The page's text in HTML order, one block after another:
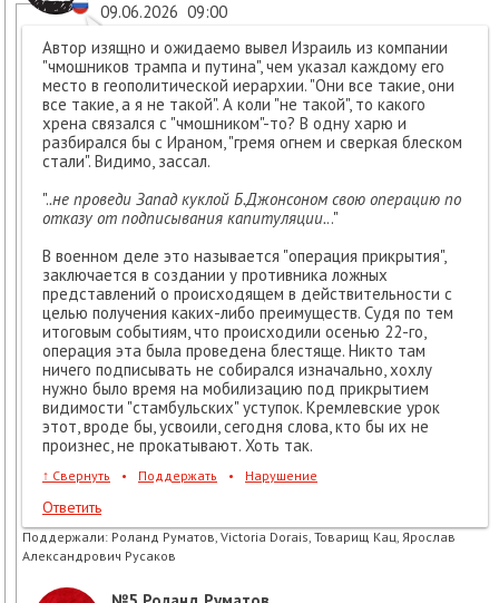
09.06.2026 09:00
Автор изящно и ожидаемо вывел Израиль из компании
"чмошников трампа и путина", чем указал каждому его
место в геополитической иерархии. "Они все такие, они
все такие, а я не такой". А коли "не такой", то какого
хрена связался с "чмошником"-то? В одну харю и
разбирался бы с Ираном, "гремя огнем и сверкая блеском
стали". Видимо, зассал.
"..не проведи Запад куклой Б.Джонсоном свою операцию по
отказу от подписывания капитуляции..."
В военном деле это называется "операция прикрытия",
заключается в создании у противника ложных
представлений о происходящем в действительности с
целью получения каких-либо преимуществ. Судя по тем
итоговым событиям, что происходили осенью 22-го,
операция эта была проведена блестяще. Никто там
ничего подписывать не собирался изначально, хохлу
нужно было время на мобилизацию под прикрытием
видимости "стамбульских" уступок. Кремлевские урок
этот, вроде бы, усвоили, сегодня слова, кто бы их не
произнес, не прокатывают. Хоть так.
↑ Свернуть • Поддержать • Нарушение
Ответить
Поддержали: Роланд Руматов, Victoria Dorais, Товарищ Кац, Ярослав
Александрович Русаков